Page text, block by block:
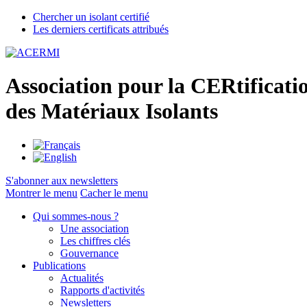
Chercher un isolant certifié
Les derniers certificats attribués
Association pour la CER
des Matériaux Isolants
S'abonner aux newsletters
Montrer le menu Cacher le menu
Qui sommes-nous ?
Une association
Les chiffres clés
Gouvernance
Publications
Actualités
Rapports d'activités
Newsletters